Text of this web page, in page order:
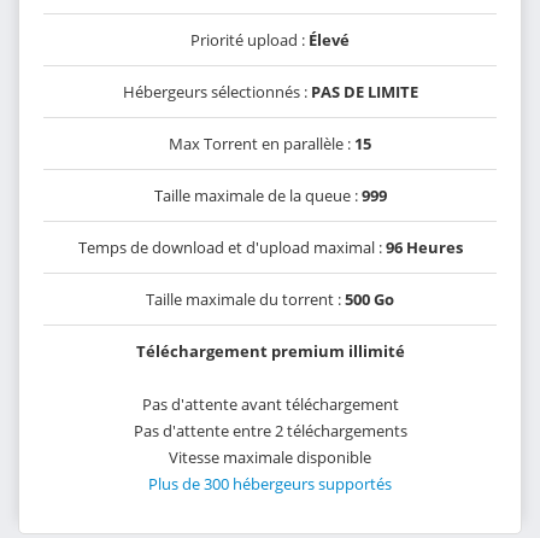
Priorité upload : Élevé
Hébergeurs sélectionnés : PAS DE LIMITE
Max Torrent en parallèle : 15
Taille maximale de la queue :999
Temps de download et d'upload maximal :96 Heures
Taille maximale du torrent :500 Go
Téléchargement premium illimité
Pas d'attente avant téléchargement
Pas d'attente entre 2 téléchargements
Vitesse maximale disponible
Plus de 300 hébergeurs supportés